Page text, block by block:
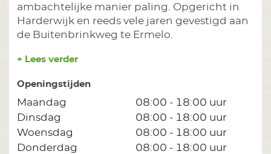
ambachtelijke manier paling. Opgericht in
Harderwijk en reeds vele jaren gevestigd aan
de Buitenbrinkweg te Ermelo.
+ Lees verder
Openingstijden
Maandag
08:00 - 18:00 uur
Dinsdag
08:00 - 18:00 uur
Woensdag
08:00 - 18:00 uur
Donderdag
08:00 - 18:00 uur